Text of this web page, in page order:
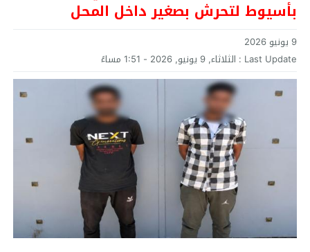
بأسيوط لتحرش بصغير داخل المحل
9 يونيو 2026
Last Update : الثلاثاء, 9 يونيو, 2026 - 1:51 مساءً